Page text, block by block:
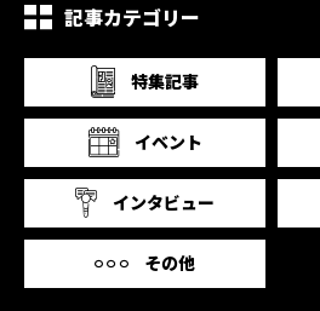
記事カテゴリー
特集記事
イベント
インタビュー
その他